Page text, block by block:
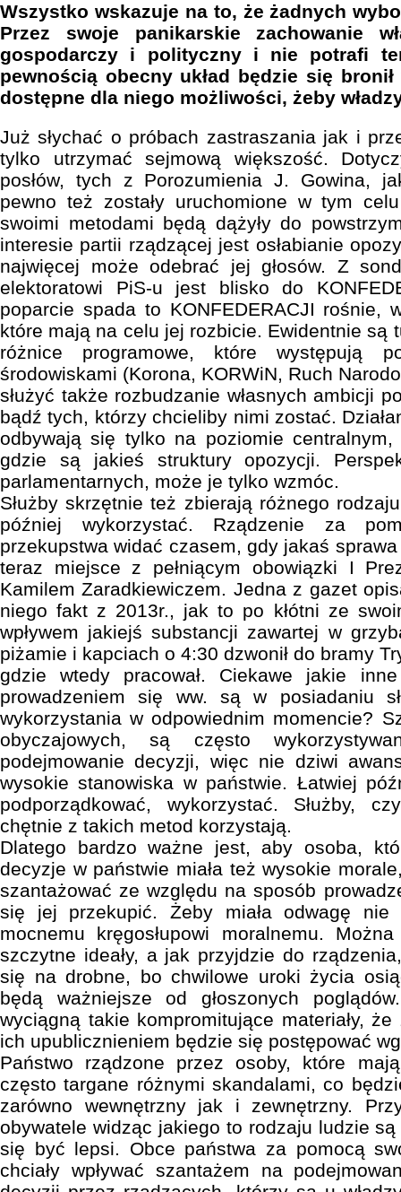
Wszystko wskazuje na to, że żadnych
Przez swoje panikarskie zachowanie
gospodarczy i polityczny i nie potrafi
pewnością obecny układ będzie się
dostępne dla niego możliwości, żeby
Już słychać o próbach zastraszania jak i
tylko utrzymać sejmową większość.
posłów, tych z Porozumienia J. Gowina,
pewno też zostały uruchomione w tym
swoimi metodami będą dążyły do
interesie partii rządzącej jest osłabianie
najwięcej może odebrać jej głosów. Z
elektoratowi PiS-u jest blisko do
poparcie spada to KONFEDERACJI rośnie,
które mają na celu jej rozbicie. Ewidentnie są
różnice programowe, które występują
środowiskami (Korona, KORWiN, Ruch
służyć także rozbudzanie własnych ambicji
bądź tych, którzy chcieliby nimi zostać.
odbywają się tylko na poziomie
gdzie są jakieś struktury opozycji.
parlamentarnych, może je tylko wzmóc.
Służby skrzętnie też zbierają różnego
później wykorzystać. Rządzenie za
przekupstwa widać czasem, gdy jakaś
teraz miejsce z pełniącym obowiązki I
Kamilem Zaradkiewiczem. Jedna z gazet
niego fakt z 2013r., jak to po kłótni ze
wpływem jakiejś substancji zawartej w
piżamie i kapciach o 4:30 dzwonił do bramy
gdzie wtedy pracował. Ciekawe jakie
prowadzeniem się ww. są w posiadaniu
wykorzystania w odpowiednim momencie?
obyczajowych, są często
podejmowanie decyzji, więc nie dziwi
wysokie stanowiska w państwie. Łatwiej
podporządkować, wykorzystać. Służby,
chętnie z takich metod korzystają.
Dlatego bardzo ważne jest, aby osoba,
decyzje w państwie miała też wysokie
szantażować ze względu na sposób
się jej przekupić. Żeby miała odwagę nie
mocnemu kręgosłupowi moralnemu.
szczytne ideały, a jak przyjdzie do
się na drobne, bo chwilowe uroki życia
będą ważniejsze od głoszonych
wyciągną takie kompromitujące materiały,
ich upublicznieniem będzie się postępować
Państwo rządzone przez osoby, które
często targane różnymi skandalami, co
zarówno wewnętrzny jak i zewnętrzny.
obywatele widząc jakiego to rodzaju ludzie
się być lepsi. Obce państwa za pomocą
chciały wpływać szantażem na